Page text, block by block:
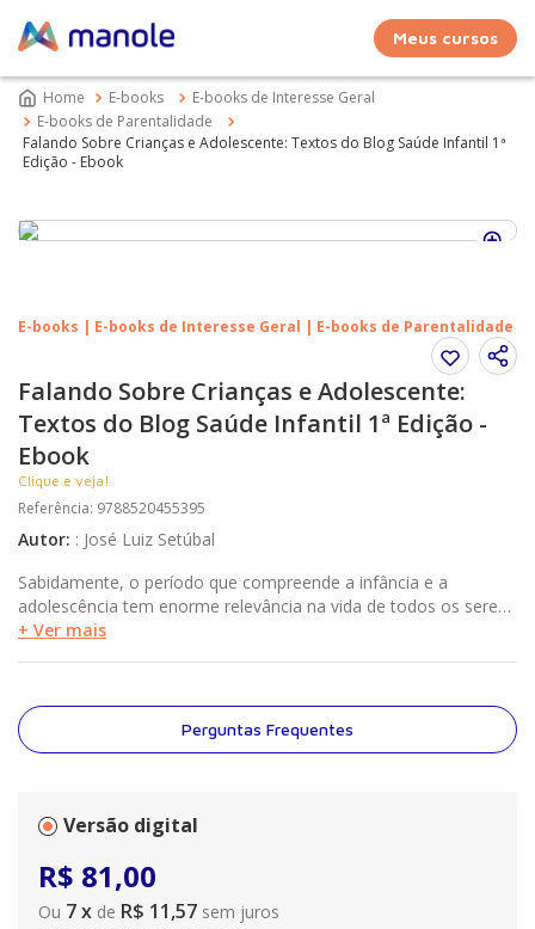
Meus cursos
E-books
E-books de Interesse Geral
E-books de Parentalidade
Falando Sobre Crianças e Adolescente: Textos do Blog Saúde Infantil 1ª
Edição - Ebook
E-books | E-books de Interesse Geral | E-books de Parentalidade
Falando Sobre Crianças e Adolescente:
Textos do Blog Saúde Infantil 1ª Edição -
Ebook
Clique e veja!
Referência: 9788520455395
Autor: : José Luiz Setúbal
Sabidamente, o período que compreende a infância e a
adolescência tem enorme relevância na vida de todos os seres
humanos, o que significa que a atenção e o cuidado adequados
+ Ver mais
Perguntas Frequentes
Versão digital
R$ 81,00
Ou 7x de R$ 11,57 sem juros